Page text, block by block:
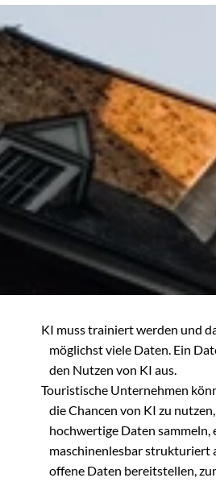
Künstliche Intelligenz entwickelt
vergangenen Jahren rasend
Stellen inzwischen in der Lage,
Standardaufgaben zu
Auslandsmarketing. Im Round
Tourismus NRW den
Überblick verschafft, was KI
dafür bedarf und welche
unterschiedlichen Aufgaben
KI muss trainiert werden und
möglichst viele Daten. Ein
den Nutzen von KI aus.
Touristische Unternehmen
die Chancen von KI zu
hochwertige Daten sammeln,
maschinenlesbar strukturiert
offene Daten bereitstellen,